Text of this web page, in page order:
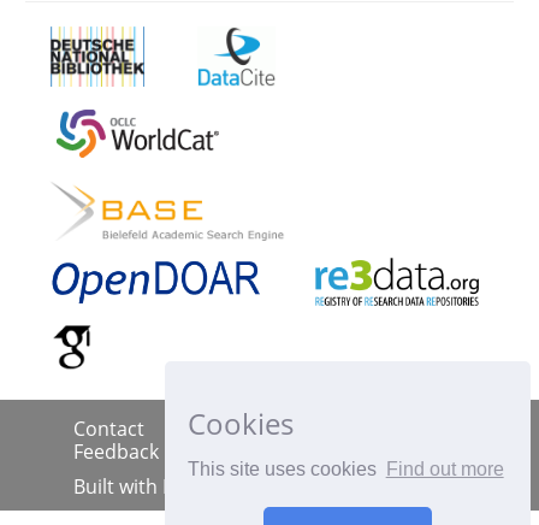
Cookies
This site uses cookies Find out more
Contact Imprint |
Feedback
Built with DSpace-CRIS